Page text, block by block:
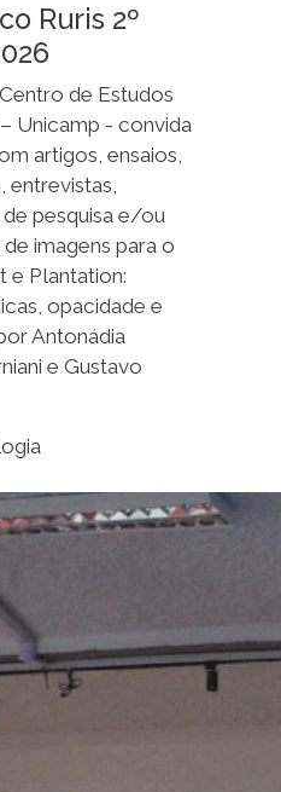
Ruris 2º
de Estudos
Unicamp - convida
artigos, ensaios,
entrevistas,
pesquisa e/ou
imagens para o
e Plantation:
opacidade e
Antonádia
e Gustavo